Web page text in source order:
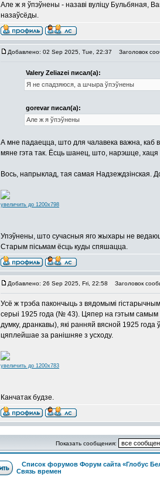
Але ж я ўпэўнены - назаві вуліцу Бульбяная,
назаўсёды.
Добавлено: 02 Sep 2025, Tue, 22:37 Заголовок
Valery Zeliazei писал(а):
Я не спадзяюся, а шчыра ўпэўнены
gorevar писал(а):
Але ж я ўпэўнены
А мне падаецца, што для чалавека важна, каб
мяне гэта так. Ёсць шанец, што, нарэшце,
Вось, напрыклад, тая самая Надзеждзiнская.
увеличить до 1200x798
Упэўнены, што сучасныя яго жыхары не
Старым пiсьмам ёсць куды спяшацца.
Добавлено: 26 Sep 2025, Fri, 22:58 Заголовок
Усё ж трэба пакончыць з вядомымi
серыi 1925 года (№ 43). Цяпер на гэтым
думку, дранкавы), якi ранняй вясной 1925 года
цяплейшае за ранiшняе з усходу.
увеличить до 1200x783
Канчатак будзе.
Показать сообщения:
Список форумов Форум сайта «Глобус
Связь времен